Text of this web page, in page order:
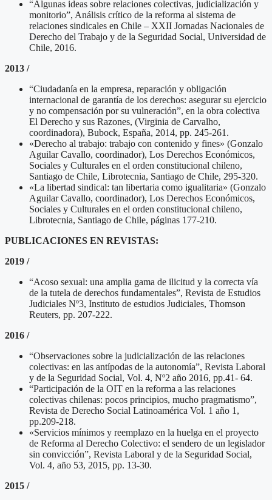
“Algunas ideas sobre relaciones colectivas, judicialización y
monitorio”, Análisis crítico de la reforma al sistema de
relaciones sindicales en Chile – XXII Jornadas Nacionales de
Derecho del Trabajo y de la Seguridad Social, Universidad de
Chile, 2016.
2013 /
“Ciudadanía en la empresa, reparación y obligación
internacional de garantía de los derechos: asegurar su ejercicio
y no compensación por su vulneración”, en la obra colectiva
El Derecho y sus Razones, (Virginia de Carvalho,
coordinadora), Bubock, España, 2014, pp. 245-261.
«Derecho al trabajo: trabajo con contenido y fines» (Gonzalo
Aguilar Cavallo, coordinador), Los Derechos Económicos,
Sociales y Culturales en el orden constitucional chileno,
Santiago de Chile, Librotecnia, Santiago de Chile, 295-320.
«La libertad sindical: tan libertaria como igualitaria» (Gonzalo
Aguilar Cavallo, coordinador), Los Derechos Económicos,
Sociales y Culturales en el orden constitucional chileno,
Librotecnia, Santiago de Chile, páginas 177-210.
PUBLICACIONES EN REVISTAS:
2019 /
“Acoso sexual: una amplia gama de ilicitud y la correcta vía
de la tutela de derechos fundamentales”, Revista de Estudios
Judiciales Nº3, Instituto de estudios Judiciales, Thomson
Reuters, pp. 207-222.
2016 /
“Observaciones sobre la judicialización de las relaciones
colectivas: en las antípodas de la autonomía”, Revista Laboral
y de la Seguridad Social, Vol. 4, Nº2 año 2016, pp.41- 64.
“Participación de la OIT en la reforma a las relaciones
colectivas chilenas: pocos principios, mucho pragmatismo”,
Revista de Derecho Social Latinoamérica Vol. 1 año 1,
pp.209-218.
«Servicios mínimos y reemplazo en la huelga en el proyecto
de Reforma al Derecho Colectivo: el sendero de un legislador
sin convicción”, Revista Laboral y de la Seguridad Social,
Vol. 4, año 53, 2015, pp. 13-30.
2015 /